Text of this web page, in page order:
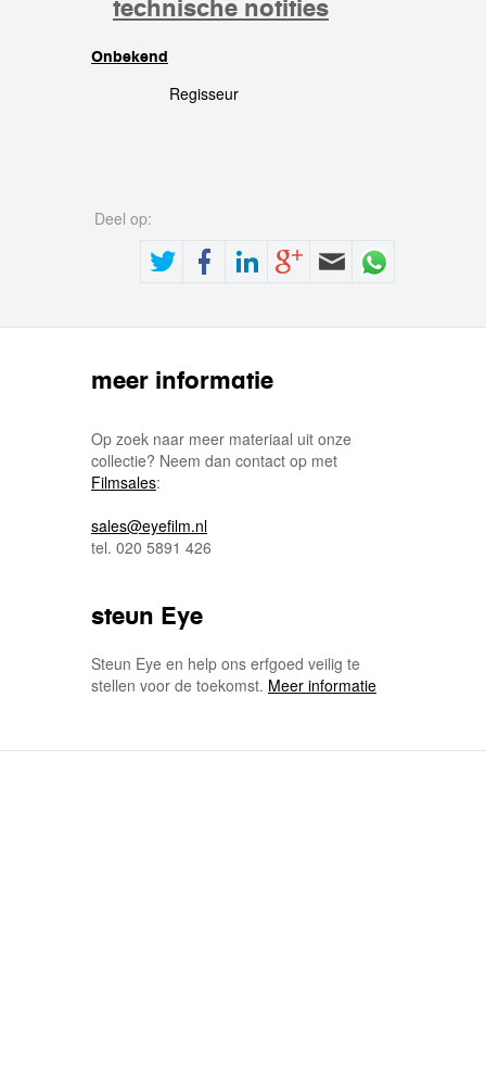
technische notities
Onbekend
Regisseur
Deel op:
meer informatie
Op zoek naar meer materiaal uit onze
collectie? Neem dan contact op met
Filmsales:
sales@eyefilm.nl
tel. 020 5891 426
steun Eye
Steun Eye en help ons erfgoed veilig te
stellen voor de toekomst. Meer informatie